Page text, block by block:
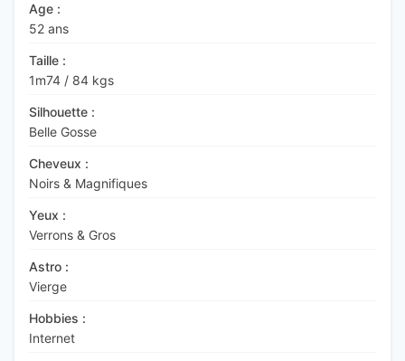
Age :
52 ans
Taille :
1m74 / 84 kgs
Silhouette :
Belle Gosse
Cheveux :
Noirs & Magnifiques
Yeux :
Verrons & Gros
Astro :
Vierge
Hobbies :
Internet